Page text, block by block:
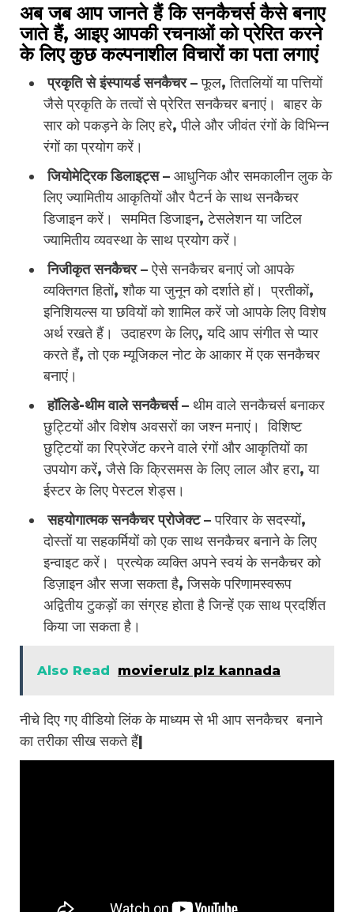
अब जब आप जानते हैं कि सनकैचर्स कैसे बनाए
जाते हैं, आइए आपकी रचनाओं को प्रेरित करने
के लिए कुछ कल्पनाशील विचारों का पता लगाएं
प्रकृति से इंस्पायर्ड सनकैचर– फूल, तितलियों या पत्तियों
जैसे प्रकृति के तत्वों से प्रेरित सनकैचर बनाएं। बाहर के
सार को पकड़ने के लिए हरे, पीले और जीवंत रंगों के विभिन्न
रंगों का प्रयोग करें।
जियोमेट्रिक डिलाइट्स – आधुनिक और समकालीन लुक के
लिए ज्यामितीय आकृतियों और पैटर्न के साथ सनकैचर
डिजाइन करें। सममित डिजाइन, टेसलेशन या जटिल
ज्यामितीय व्यवस्था के साथ प्रयोग करें।
निजीकृत सनकैचर –ऐसे सनकैचर बनाएं जो आपके
व्यक्तिगत हितों, शौक या जुनून को दर्शाते हों। प्रतीकों,
इनिशियल्स या छवियों को शामिल करें जो आपके लिए विशेष
अर्थ रखते हैं। उदाहरण के लिए, यदि आप संगीत से प्यार
करते हैं, तो एक म्यूजिकल नोट के आकार में एक सनकैचर
बनाएं।
हॉलिडे-थीम वाले सनकैचर्स– थीम वाले सनकैचर्स बनाकर
छुट्टियों और विशेष अवसरों का जश्न मनाएं। विशिष्ट
छुट्टियों का रिप्रेजेंट करने वाले रंगों और आकृतियों का
उपयोग करें, जैसे कि क्रिसमस के लिए लाल और हरा, या
ईस्टर के लिए पेस्टल शेड्स।
सहयोगात्मक सनकैचर प्रोजेक्ट –परिवार के सदस्यों,
दोस्तों या सहकर्मियों को एक साथ सनकैचर बनाने के लिए
इन्वाइट करें। प्रत्येक व्यक्ति अपने स्वयं के सनकैचर को
डिज़ाइन और सजा सकता है, जिसके परिणामस्वरूप
अद्वितीय टुकड़ों का संग्रह होता है जिन्हें एक साथ प्रदर्शित
किया जा सकता है।
Also Read movierulz plz kannada
नीचे दिए गए वीडियो लिंक के माध्यम से भी आप सनकैचर बनाने
का तरीका सीख सकते हैं|